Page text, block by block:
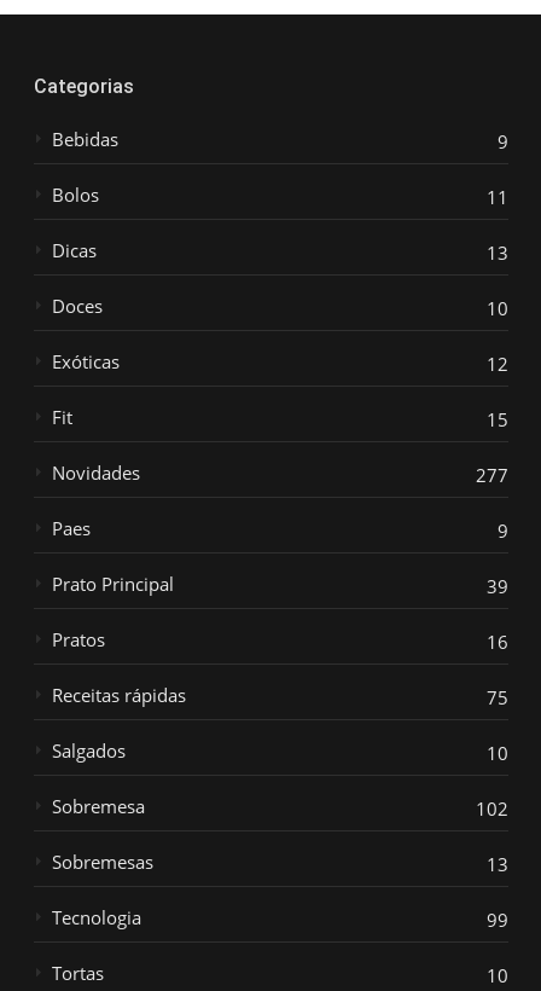
Categorias
Bebidas 9
Bolos 11
Dicas 13
Doces 10
Exóticas 12
Fit 15
Novidades 277
Paes 9
Prato Principal 39
Pratos 16
Receitas rápidas 75
Salgados 10
Sobremesa 102
Sobremesas 13
Tecnologia 99
Tortas 10